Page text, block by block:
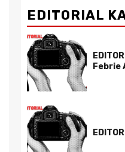
EDITORIAL
Febrie